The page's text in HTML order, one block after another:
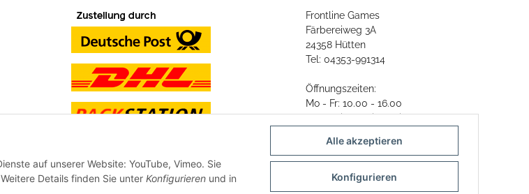
Frontline Games
Färbereiweg 3A
24358 Hütten
Tel: 04353-991314
Öffnungszeiten:
Mo - Fr: 10.00 - 16.00
Oder mit Terminvereinbarung
E-Mail:info@frontlinegames.de
auf unserer Website: YouTube, Vimeo. Sie
Details finden Sie unter Konfigurieren und in
Alle akzeptieren
Konfigurieren